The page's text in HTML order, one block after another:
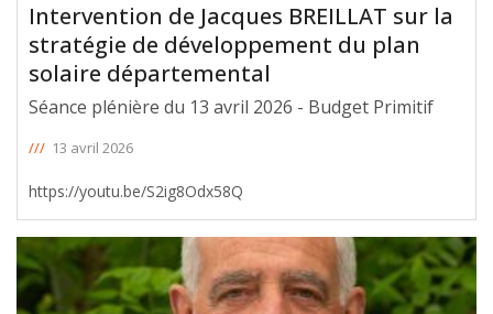
Intervention de Jacques BREILLAT sur la
stratégie de développement du plan
solaire départemental
Séance plénière du 13 avril 2026 - Budget Primitif
/// 13 avril 2026
https://youtu.be/S2ig8Odx58Q